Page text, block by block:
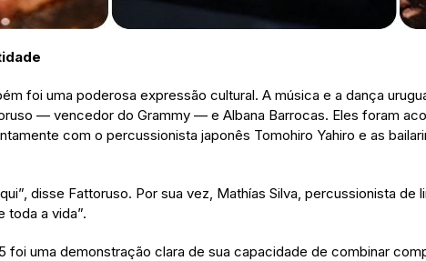
foi uma poderosa expressão cultural. A música e a dança
— vencedor do Grammy — e Albana Barrocas. Eles foram
com o percussionista japonês Tomohiro Yahiro e as
disse Fattoruso. Por sua vez, Mathías Silva, percussionista
toda a vida”.
foi uma demonstração clara de sua capacidade de combinar